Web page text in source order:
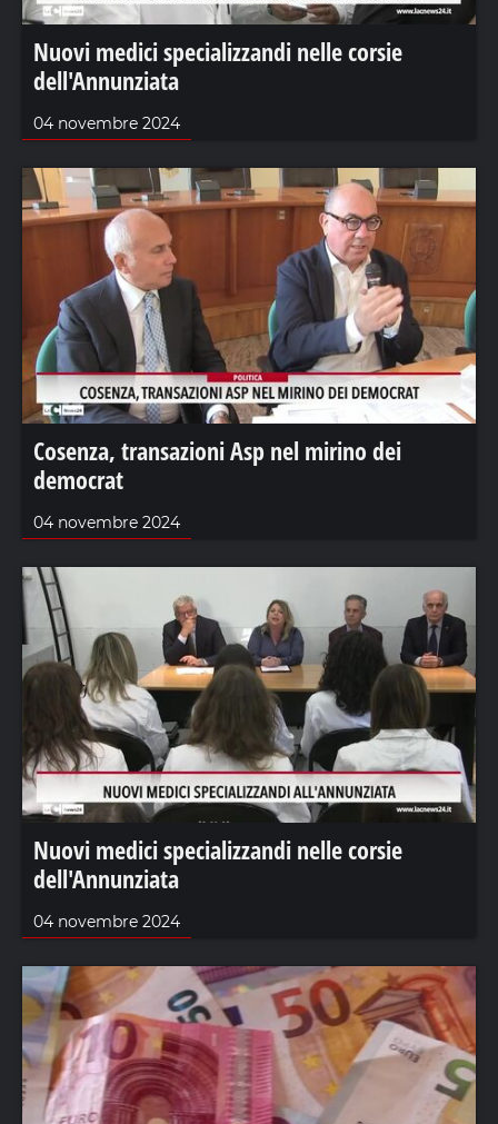
Nuovi medici specializzandi nelle corsie
dell'Annunziata
04 novembre 2024
Cosenza, transazioni Asp nel mirino dei
democrat
04 novembre 2024
Nuovi medici specializzandi nelle corsie
dell'Annunziata
04 novembre 2024